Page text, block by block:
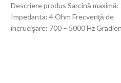
Descriere produs Sarcină maximă:
Impedanta: 4 Ohm Frecvenţă de
încrucişare: 700 – 5000 Hz